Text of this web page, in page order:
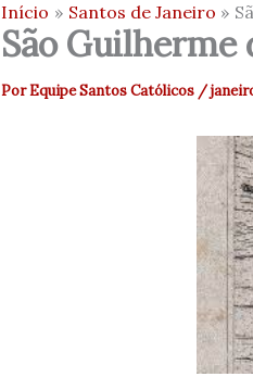
Início Santos de Janeiro
São Guilherme
PorEquipe Santos Católicos /